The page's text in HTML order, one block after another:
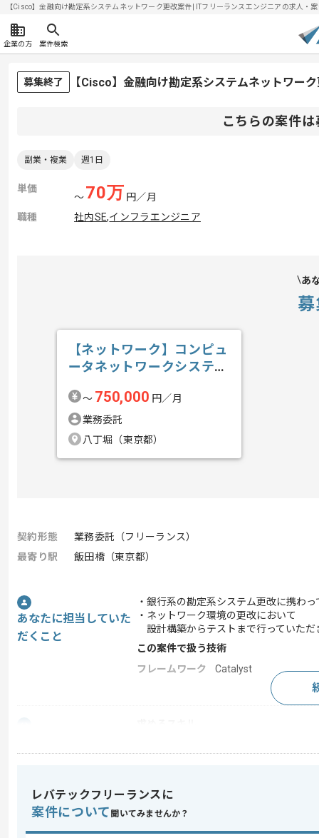
【Cisco】金融向け勘定系システムネットワーク更改案件| ITフリーランスエンジニアの求人・
企業の方 案件検索
募集終了 【Cisco】金融向け勘定系システムネットワー
こちらの案件
副業・複業 週1日
単価
〜70万 円／月
職種
社内SE,インフラエンジニア
あ
【ネットワーク】コンピュ
ータネットワークシステム
件〜 750,000 円／月
業務委託
八丁堀（東京都）
契約形態
業務委託（フリーランス）
最寄り駅
飯田橋（東京都）
あなたに担当していた
だくこと
・銀行系の勘定系システム更改に携わ
・ネットワーク環境の更改において
設計構築からテストまで行っていただ
この案件で扱う技術
フレームワーク
Catalyst
・下記機器の構築経験
IXシリーズ 3315/2215/2106
レバテックフリーランスに
案件について 聞いてみませんか？